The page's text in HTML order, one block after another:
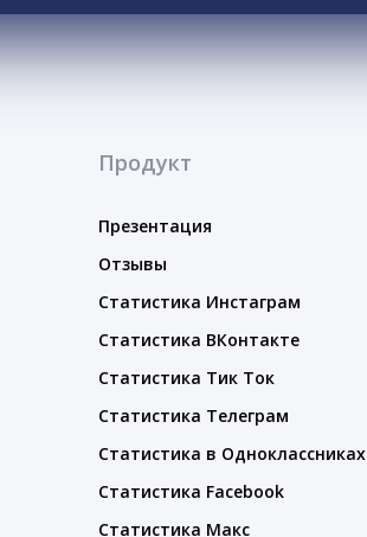
Продукт
Презентация
Отзывы
Статистика Инстаграм
Статистика ВКонтакте
Статистика Тик Ток
Статистика Телеграм
Статистика в Одноклассниках
Статистика Facebook
Статистика Макс